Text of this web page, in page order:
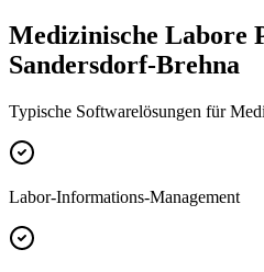
Medizinische Labore
Sandersdorf-Brehna
Typische Softwarelösungen für
Labor-Informations-Management